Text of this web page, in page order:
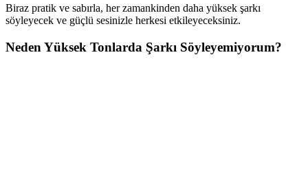
Biraz pratik ve sabırla, her zamankinden daha yüksek şarkı
söyleyecek ve güçlü sesinizle herkesi etkileyeceksiniz.
Neden Yüksek Tonlarda Şarkı Söyleyemiyorum?